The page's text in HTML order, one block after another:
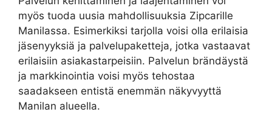
myös tuoda uusia mahdollisuuksia Zipcarille
Manilassa. Esimerkiksi tarjolla voisi olla erilaisia
jäsenyyksiä ja palvelupaketteja, jotka vastaavat
erilaisiin asiakastarpeisiin. Palvelun brändäystä
ja markkinointia voisi myös tehostaa
saadakseen entistä enemmän näkyvyyttä
Manilan alueella.